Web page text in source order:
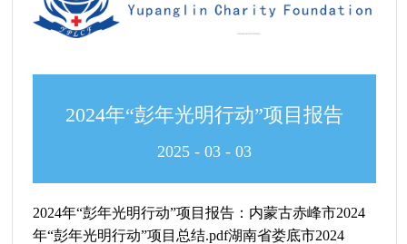
工作总结.pdf20251225陕西残疾人福利基金会2025年光
明行动项目工作总结.pdf
2024年“彭年光明行动”项目报告
2025 - 03 - 03
2024年“彭年光明行动”项目报告：内蒙古赤峰市2024
年“彭年光明行动”项目总结.pdf湖南省娄底市2024